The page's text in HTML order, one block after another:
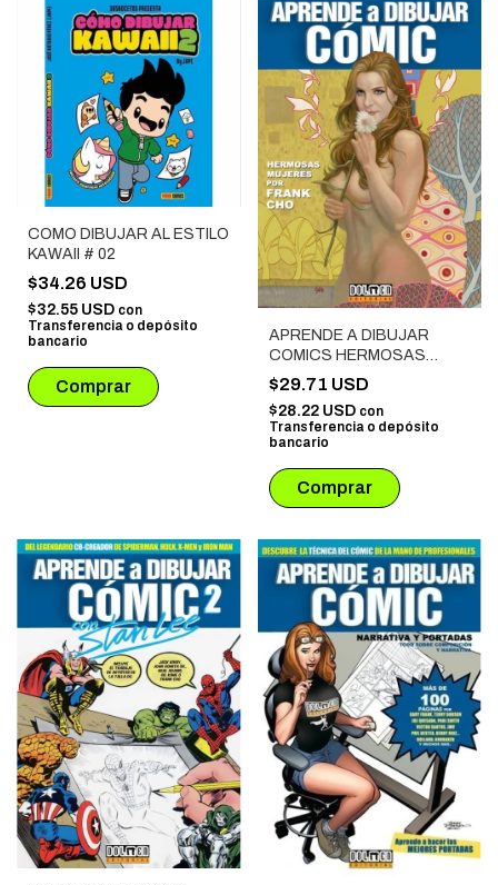
COMO DIBUJAR AL ESTILO
KAWAII # 02
$34.26 USD
$32.55 USD con
Transferencia o depósito
bancario
APRENDE A DIBUJAR
COMICS HERMOSAS
MUJERES POR FRANK
CHO
$29.71 USD
$28.22 USD con
Transferencia o depósito
bancario